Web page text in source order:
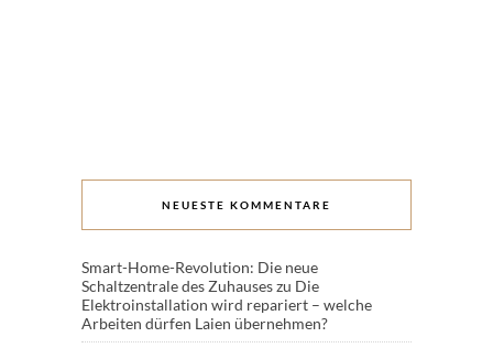
NEUESTE KOMMENTARE
Smart-Home-Revolution: Die neue
Schaltzentrale des Zuhauseszu Die
Elektroinstallation wird repariert – welche
Arbeiten dürfen Laien übernehmen?